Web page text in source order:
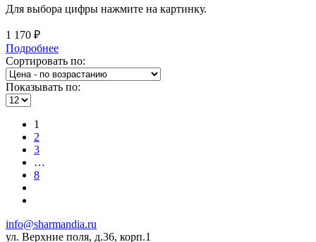
Для выбора цифры нажмите на картинку.
1 170 ₽
Подробнее
Сортировать по:
Показывать по:
1
2
3
…
8
info@sharmandia.ru
ул. Верхние поля, д.36, корп.1